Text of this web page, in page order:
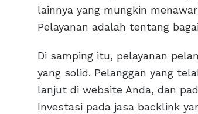
lainnya yang mungkin
Pelayanan adalah tentang
Di samping itu, pelayanan
yang solid. Pelanggan yang
lanjut di website Anda, dan
Investasi pada jasa backlink